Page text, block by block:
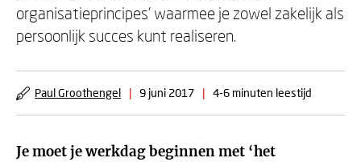
organisatieprincipes’ waarmee je zowel zakelijk als
persoonlijk succes kunt realiseren.
Paul Groothengel | 9 juni 2017 | 4-6 minuten leestijd
Je moet je werkdag beginnen met ‘het